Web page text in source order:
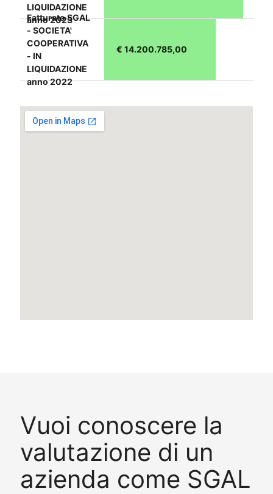
LIQUIDAZIONE
anno 2023
Fatturato SGAL
- SOCIETA'
COOPERATIVA
- IN
LIQUIDAZIONE
anno 2022
€ 14.200.785,00
Vuoi conoscere la
valutazione di un
azienda come SGAL